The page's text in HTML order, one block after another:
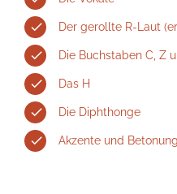
Der gerollte R-Laut
Die Buchstaben C, Z
Das H
Die Diphthonge
Akzente und Betonung